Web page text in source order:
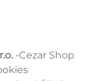
-Cezar Shop